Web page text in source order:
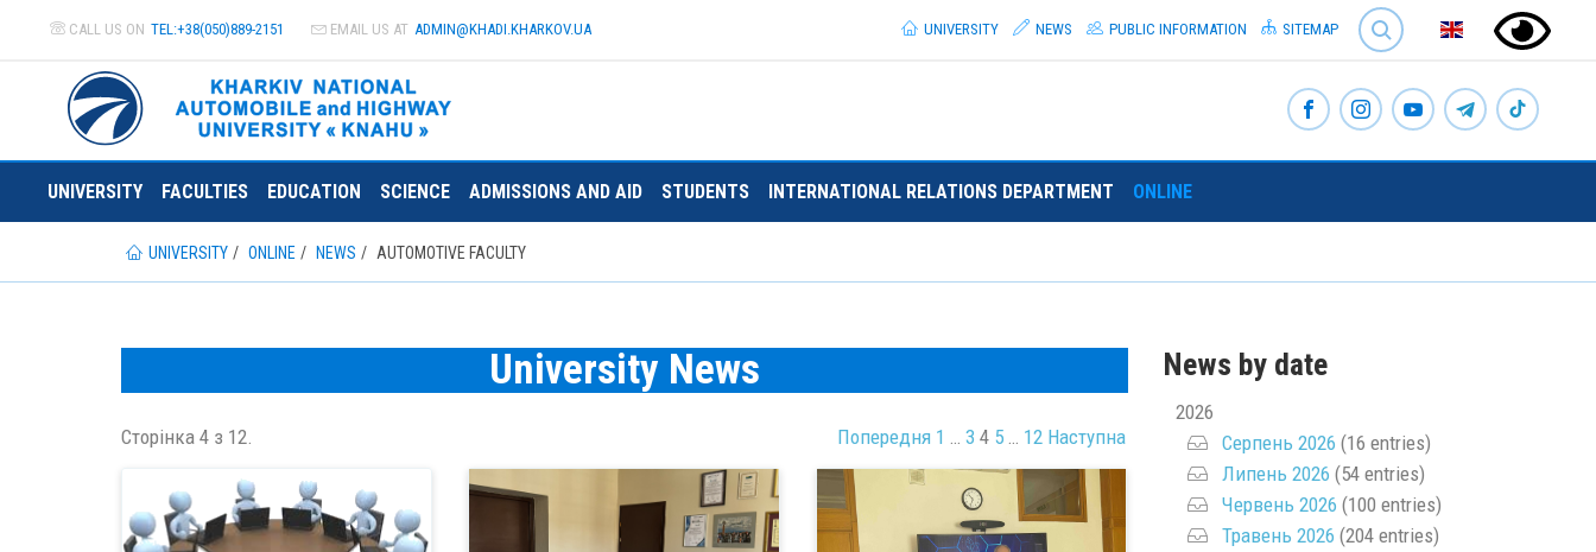
CALL US ON TEL:+38(050)889-2151 EMAIL US AT ADMIN@KHADI.KHARKOV.UA
SEARCH
UNIVERSITY
NEWS PUBLIC INFORMATION SITEMAP
UNIVERSITY FACULTIES EDUCATION SCIENCE ADMISSIONS AND AID STUDENTS INTERNATIONAL RELATIONS DEPARTMENT ONLINE
UNIVERSITY ONLINE NEWS AUTOMOTIVE FACULTY
University News
Сторінка 4 з 12. Попередня 1 … 3 4 5 … 12 Наступна
News by date
2026
Серпень 2026 (16 entries)
Липень 2026 (54 entries)
Червень 2026 (100 entries)
Травень 2026 (204 entries)